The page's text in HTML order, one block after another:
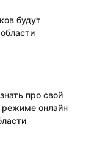
будут
про свой
режиме онлайн